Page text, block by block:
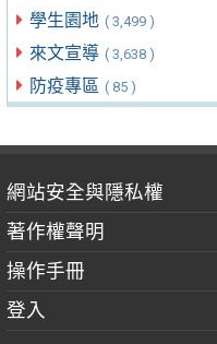
學生園地 ( 3,499 )
來文宣導 ( 3,638 )
防疫專區 ( 85 )
網站安全與隱私權
著作權聲明
操作手冊
登入